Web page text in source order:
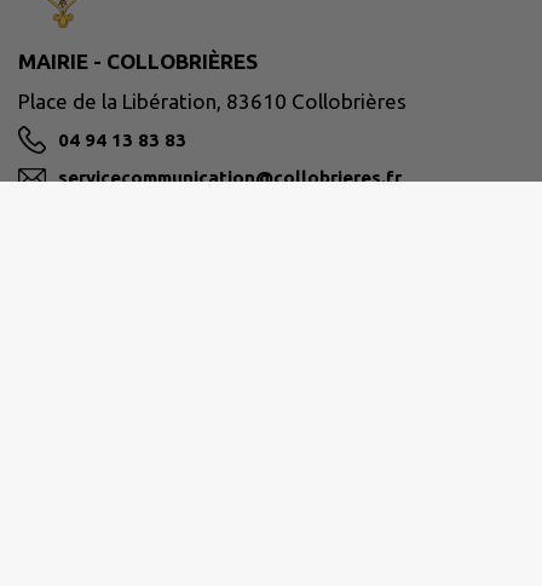
MAIRIE - COLLOBRIÈRES
Place de la Libération, 83610 Collobrières
04 94 13 83 83
servicecommunication@collobrieres.fr